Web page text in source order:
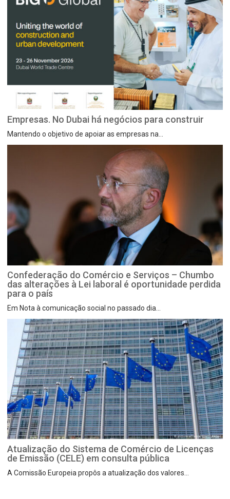
Empresas. No Dubai há negócios para construir
Mantendo o objetivo de apoiar as empresas na...
Confederação do Comércio e Serviços – Chumbo
das alterações à Lei laboral é oportunidade perdida
para o país
Em Nota à comunicação social no passado dia...
Atualização do Sistema de Comércio de Licenças
de Emissão (CELE) em consulta pública
A Comissão Europeia propôs a atualização dos valores...